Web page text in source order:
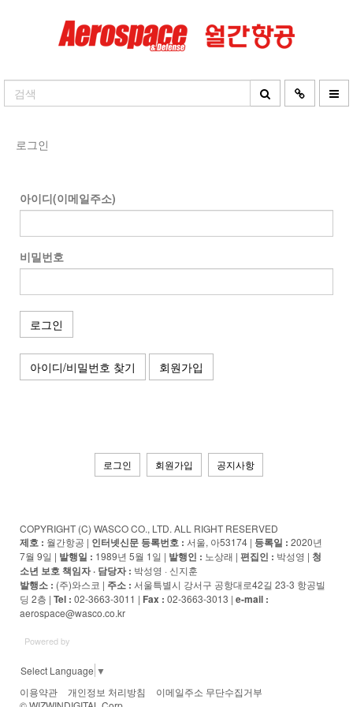
로그인
아이디(이메일주소)
비밀번호
로그인
아이디/비밀번호 찾기 회원가입
로그인 회원가입 공지사항
COPYRIGHT (C) WASCO CO., LTD. ALL RIGHT RESERVED
제호 : 월간항공 | 인터넷신문 등록번호 : 서울, 아53174 | 등록일 : 2020년
7월 9일 | 발행일 : 1989년 5월 1일 | 발행인 : 노상래 | 편집인 : 박성영 | 청
소년 보호 책임자 · 담당자: 박성영 · 신지훈
발행소 : (주)와스코 | 주소 : 서울특별시 강서구 공항대로42길 23-3 항공빌
딩 2층 | Tel : 02-3663-3011 | Fax : 02-3663-3013 | e-mail :
aerospace@wasco.co.kr
Powered by
Select Language ▼
이용약관
개인정보 처리방침
이메일주소 무단수집거부